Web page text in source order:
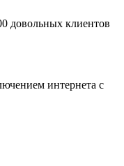
довольных клиентов
интернета с